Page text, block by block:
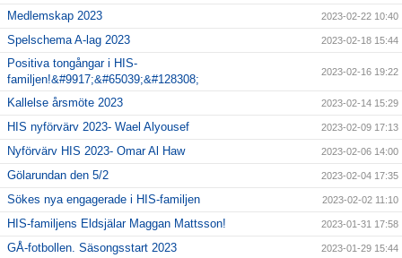
Medlemskap 2023 2023-02-22 10:40
Spelschema A-lag 2023 2023-02-18 15:44
Positiva tongångar i HIS-
familjen!&#9917;&#65039;&#128308;
2023-02-16 19:22
Kallelse årsmöte 2023 2023-02-14 15:29
HIS nyförvärv 2023- Wael Alyousef 2023-02-09 17:13
Nyförvärv HIS 2023- Omar Al Haw 2023-02-06 14:00
Gölarundan den 5/2 2023-02-04 17:35
Sökes nya engagerade i HIS-familjen 2023-02-02 11:10
HIS-familjens Eldsjälar Maggan Mattsson! 2023-01-31 17:58
GÅ-fotbollen. Säsongsstart 2023 2023-01-29 15:44